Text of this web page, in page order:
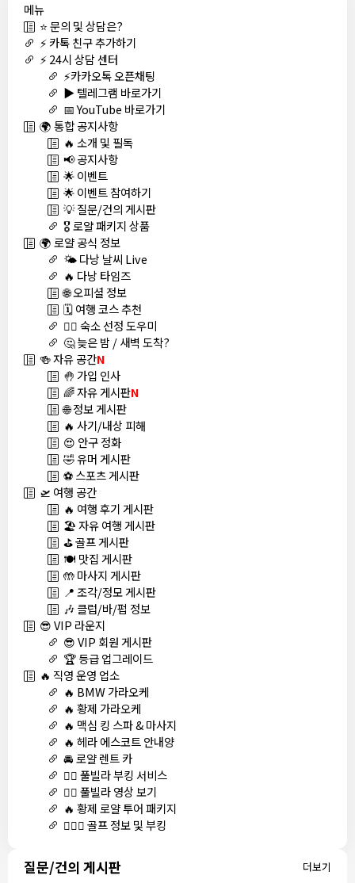
메뉴
⭐ 문의 및 상담은?
⚡ 카톡 친구 추가하기
⚡ 24시 상담 센터
⚡카카오톡 오픈채팅
▶️ 텔레그램 바로가기
📅 YouTube 바로가기
🌍 통합 공지사항
🔥 소개 및 필독
📢 공지사항
🌟 이벤트
🌟 이벤트 참여하기
💡 질문/건의 게시판
🎖️ 로얄 패키지 상품
🌍 로얄 공식 정보
🌤️ 다낭 날씨 Live
🔥 다낭 타임즈
🌐 오피셜 정보
🗓️ 여행 코스 추천
🏊‍♀️ 숙소 선정 도우미
🤔 늦은 밤 / 새벽 도착?
🍻 자유 공간N
🤚 가입 인사
🌈 자유 게시판N
🌐 정보 게시판
🔥 사기/내상 피해
😍 안구 정화
🤣 유머 게시판
⚽ 스포츠 게시판
🛫 여행 공간
🔥 여행 후기 게시판
🏖️ 자유 여행 게시판
⛳ 골프 게시판
🍽️ 맛집 게시판
🤲 마사지 게시판
📍 조각/정모 게시판
🎶 클럽/바/펍 정보
😎 VIP 라운지
😎 VIP 회원 게시판
🏆 등급 업그레이드
🔥 직영 운영 업소
🔥 BMW 가라오케
🔥 황제 가라오케
🔥 맥심 킹 스파 & 마사지
🔥 헤라 에스코트 안내양
🚘 로얄 렌트 카
🏊‍♀️ 풀빌라 부킹 서비스
🏊‍♀️ 풀빌라 영상 보기
🔥 황제 로얄 투어 패키지
🏌🏻‍♂️ 골프 정보 및 부킹
질문/건의 게시판 더보기